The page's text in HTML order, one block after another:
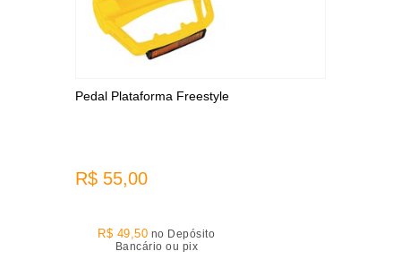
Pedal Plataforma Freestyle
R$ 55,00
R$ 49,50 no Depósito
Bancário ou pix